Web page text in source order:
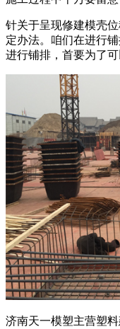
针关于呈现修建模壳
定办法。咱们在进行
进行铺排，首要为了可
济南天一模塑主营塑